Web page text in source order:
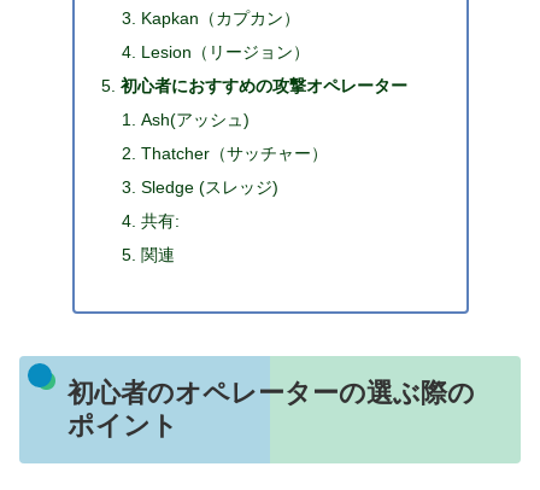
Kapkan（カプカン）
Lesion（リージョン）
初心者におすすめの攻撃オペレーター
Ash(アッシュ)
Thatcher（サッチャー）
Sledge (スレッジ)
共有:
関連
初心者のオペレーターの選ぶ際の
ポイント